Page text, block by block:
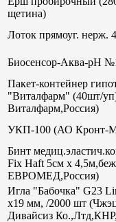
щетина)
Лоток прямоуг. нерж.
Биосенсор-Аква-рН
Пакет-контейнер
"Виталфарм" (40шт/
Виталфарм,Россия)
УКП-100 (АО Кронт-
Бинт
Fix Haft 5см х
ЕВРОМЕД,Россия)
Игла "Бабочка" G23
х19 мм, /2000 шт
Дивайсиз